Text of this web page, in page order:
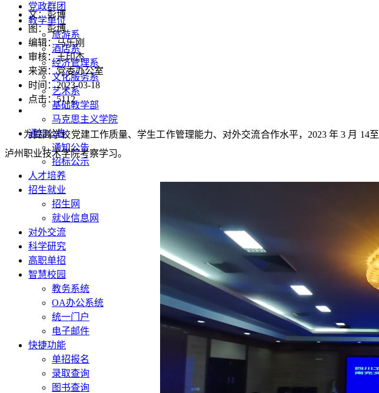
党政群团
教学单位
旅游系
酒店系
经济管理系
文化服务系
艺术系
基础教学部
马克思主义学院
通知公告
通知公告
招标公示
人才培养
招生就业
招生网
就业信息网
对外交流
科学研究
高职单招
智慧校园
教务系统
OA办公系统
统一门户
电子邮件
快捷功能
单招报名
录取查询
图书查询
文：彭博
图：彭博
编辑：马乐刚
审核：王印杰
来源：党委办公室
时间：2023-03-18
点击：5112
为提高学校党建工作质量、学生工作管理能力、对外交流合作水平， 2023年3 月 14至
泸州职业技术学院考察学习。